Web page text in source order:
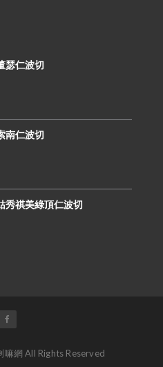
瑟仁波切
南仁波切
秀祺美綠頂仁波切
網 All Rights Reserved